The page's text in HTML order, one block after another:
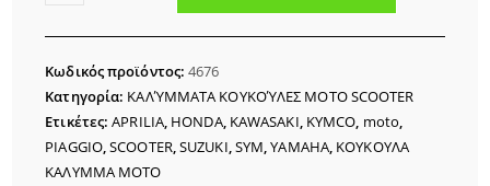
MOTΟ
NEW
ποσότητα
Κωδικός προϊόντος:4676
Κατηγορία: ΚΑΛΎΜΜΑΤΑ ΚΟΥΚΟΎΛΕΣ ΜΟΤΟ SCOOTER
Ετικέτες:APRILIA, HONDA, KAWASAKI, KYMCO, moto,
PIAGGIO,SCOOTER,SUZUKI,SYM,YAMAHA, ΚΟΥΚΟΥΛΑ
ΚΑΛΥΜΜΑ MOTO